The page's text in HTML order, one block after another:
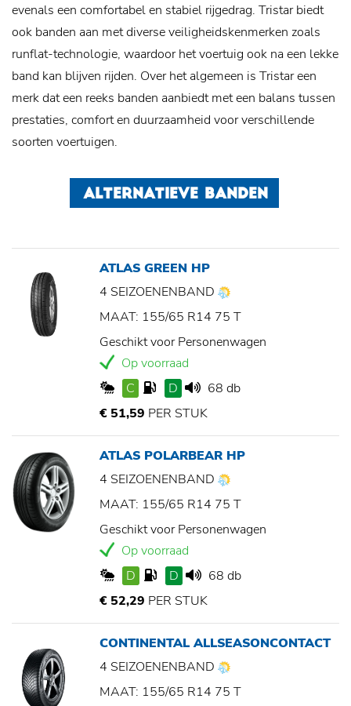
evenals een comfortabel en stabiel rijgedrag. Tristar biedt
ook banden aan met diverse veiligheidskenmerken zoals
runflat-technologie, waardoor het voertuig ook na een lekke
band kan blijven rijden. Over het algemeen is Tristar een
merk dat een reeks banden aanbiedt met een balans tussen
prestaties, comfort en duurzaamheid voor verschillende
soorten voertuigen.
ALTERNATIEVE BANDEN
ATLAS GREEN HP
4 SEIZOENENBAND
MAAT: 155/65 R14 75 T
Geschikt voor Personenwagen
Op voorraad
C
D
68 db
€ 51,59 PER STUK
ATLAS POLARBEAR HP
4 SEIZOENENBAND
MAAT: 155/65 R14 75 T
Geschikt voor Personenwagen
Op voorraad
D
D
68 db
€ 52,29 PER STUK
CONTINENTAL ALLSEASONCONTACT
4 SEIZOENENBAND
MAAT: 155/65 R14 75 T